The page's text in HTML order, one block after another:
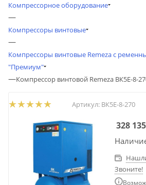
Компрессорное оборудование
—
Компрессоры винтовые
—
Компрессоры винтовые Remeza с
"Премиум"
—Компрессор винтовой Remeza ВК5Е-8-
Артикул: ВК5Е-8-270
328 135
Звоните!